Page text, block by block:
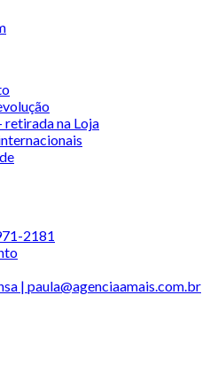
retirada na Loja
2181
| paula@agenciaamais.com.br